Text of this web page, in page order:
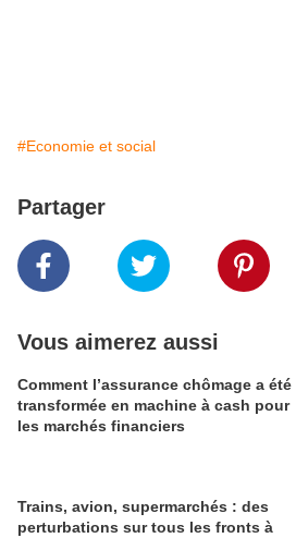
#Economie et social
Partager
Vous aimerez aussi
Comment l’assurance chômage a été
transformée en machine à cash pour
les marchés financiers
Trains, avion, supermarchés : des
perturbations sur tous les fronts à